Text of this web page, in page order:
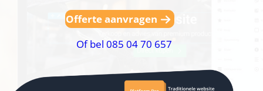
Offerte aanvragen
Of bel 085 04 70 657